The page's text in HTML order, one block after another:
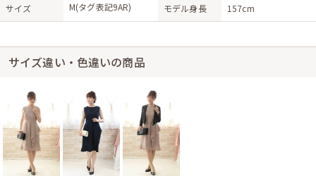
サイズ M(タグ表記9AR) モデル身長 157cm
サイズ違い・色違いの商品